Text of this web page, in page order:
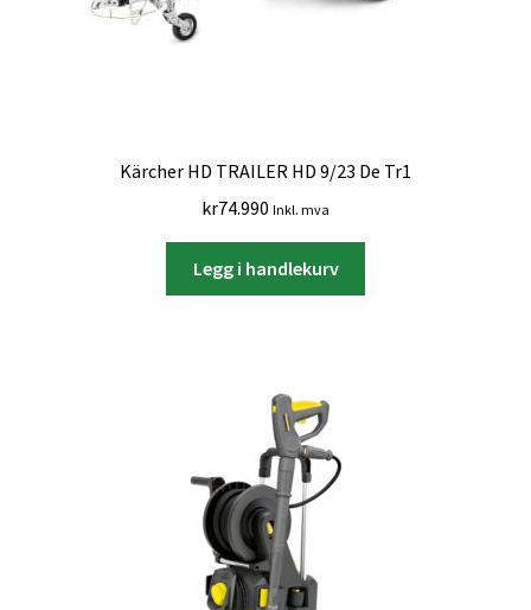
Kärcher HD TRAILER HD 9/23 De Tr1
kr74.990 Inkl. mva
Legg i handlekurv